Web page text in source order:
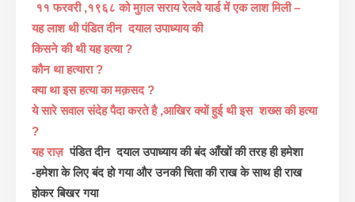
११ फरवरी ,१९६८ को मुग़ल सराय रेलवे यार्ड में एक लाश मिली –
यह लाश थी पंडित दीन दयाल उपाध्याय की
किसने की थी यह हत्या ?
कौन था हत्यारा ?
क्या था इस हत्या का मक़सद ?
ये सारे सवाल संदेह पैदा करते है ,आखिर क्यों हुई थी इस शख्स की हत्या
?
यह राज़ पंडित दीन दयाल उपाध्याय की बंद आँखों की तरह ही हमेशा
-हमेशा के लिए बंद हो गया और उनकी चिता की राख के साथ ही राख
होकर बिखर गया